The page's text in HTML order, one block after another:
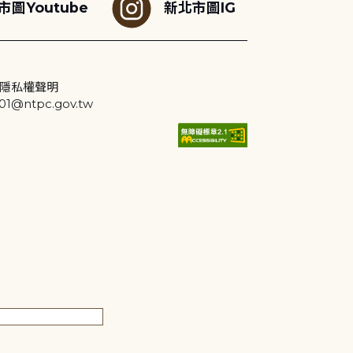
圖Youtube 新北市圖IG
隱私權聲明